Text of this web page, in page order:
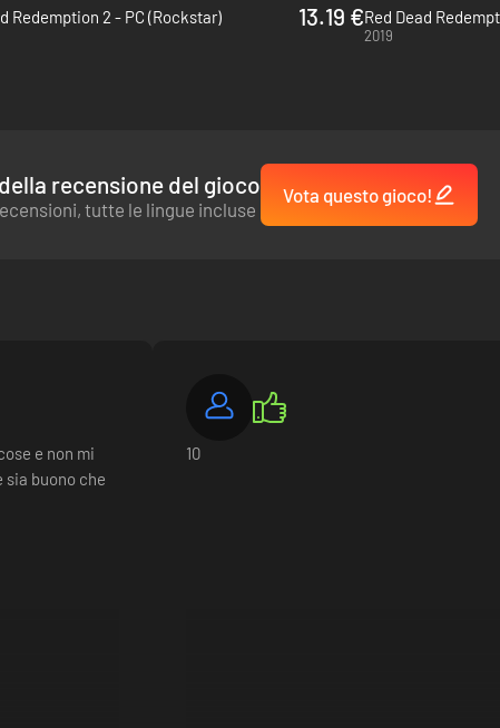
Redemption 2 - PC (Rockstar)
13.19 €Red Dead
2019
recensione del gioco
tutte le lingue incluse
Vota questo gioco!
e non mi
buono che
10